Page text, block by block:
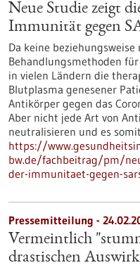
Neue Studie zeigt
Immunität gegen
Da keine
Behandlungsmethoden
in vielen Ländern die
Blutplasma genesener
Antikörper gegen das
Aber nicht jede Art von
neutralisieren und es
https://
bw.de/fachbeitrag/pm/
der-immunitaet-gegen-
Pressemitteilung -
Vermeintlich
drastischen